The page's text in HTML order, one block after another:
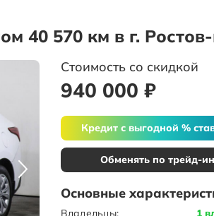
40 570 км в г.
Стоимость со скидкой
940 000 ₽
Кредит с выгодной %
Обменять по трейд-ин
Основные
Владельцы: 1